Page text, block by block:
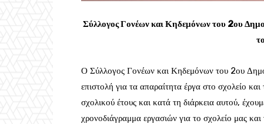
Σύλλογος Γονέων και Κηδεμόνων του 2ου
Ο Σύλλογος Γονέων και Κηδεμόνων του 2ου
επιστολή για τα απαραίτητα έργα στο σχολείο
σχολικού έτους και κατά τη διάρκεια αυτού,
χρονοδιάγραμμα εργασιών για το σχολείο μας